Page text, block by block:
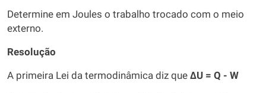
Determine em Joules o trabalho trocado com o meio
externo.
Resolução
A primeira Lei da termodinâmica diz que ΔU = Q - W